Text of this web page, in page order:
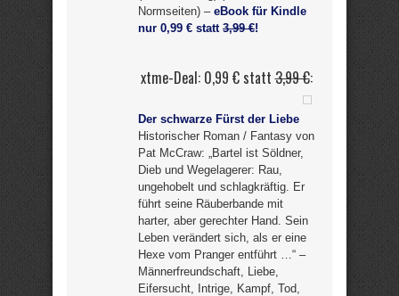
Normseiten) – eBook für Kindle
nur 0,99 € statt 3,99 €!
xtme-Deal: 0,99 € statt3,99 €:
Der schwarze Fürst der Liebe
Historischer Roman / Fantasy von
Pat McCraw: „Bartel ist Söldner,
Dieb und Wegelagerer: Rau,
ungehobelt und schlagkräftig. Er
führt seine Räuberbande mit
harter, aber gerechter Hand. Sein
Leben verändert sich, als er eine
Hexe vom Pranger entführt …“ –
Männerfreundschaft, Liebe,
Eifersucht, Intrige, Kampf, Tod,